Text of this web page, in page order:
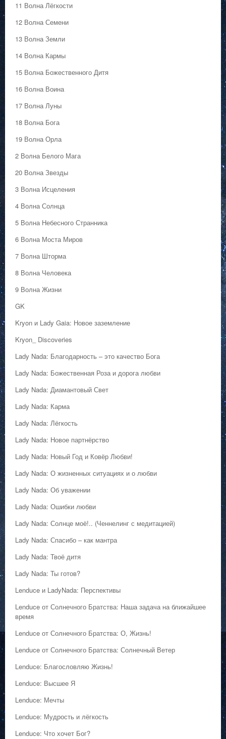
11 Волна Лёгкости
12 Волна Семени
13 Волна Земли
14 Волна Кармы
15 Волна Божественного Дитя
16 Волна Воина
17 Волна Луны
18 Волна Бога
19 Волна Орла
2 Волна Белого Мага
20 Волна Звезды
3 Волна Исцеления
4 Волна Солнца
5 Волна Небесного Странника
6 Волна Моста Миров
7 Волна Шторма
8 Волна Человека
9 Волна Жизни
GK
Kryon и Lady Gaia: Новое заземление
Kryon_ Discoveries
Lady Nada: Благодарность – это качество Бога
Lady Nada: Божественная Роза и дорога любви
Lady Nada: Диамантовый Свет
Lady Nada: Карма
Lady Nada: Лёгкость
Lady Nada: Новое партнёрство
Lady Nada: Новый Год и Ковёр Любви!
Lady Nada: О жизненных ситуациях и о любви
Lady Nada: Об уважении
Lady Nada: Ошибки любви
Lady Nada: Солнце моё!.. (Ченнелинг с медитацией)
Lady Nada: Спасибо – как мантра
Lady Nada: Твоё дитя
Lady Nada: Ты готов?
Lenduce и LadyNada: Перспективы
Lenduce от Солнечного Братства: Наша задача на ближайшее
время
Lenduce от Солнечного Братства: О, Жизнь!
Lenduce от Солнечного Братства: Солнечный Ветер
Lenduce: Благословляю Жизнь!
Lenduce: Высшее Я
Lenduce: Мечты
Lenduce: Мудрость и лёгкость
Lenduce: Что хочет Бог?